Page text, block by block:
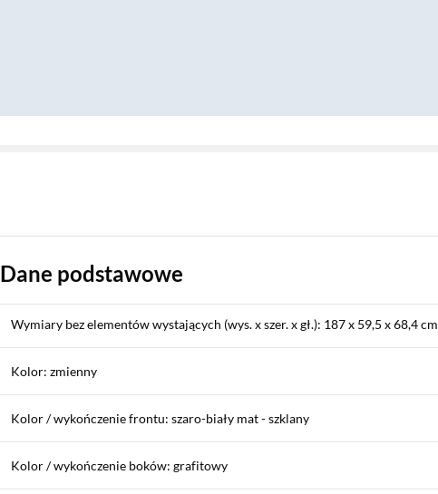
Dane podstawowe
Wymiary bez elementów wystających (wys. x szer. x gł.): 187 x 59,5 x 68,4 cm
Kolor: zmienny
Kolor / wykończenie frontu: szaro-biały mat - szklany
Kolor / wykończenie boków: grafitowy